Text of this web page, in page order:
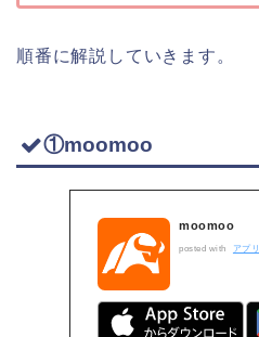
順番に解説していきます。
①moomoo
moomoo
posted with アプ